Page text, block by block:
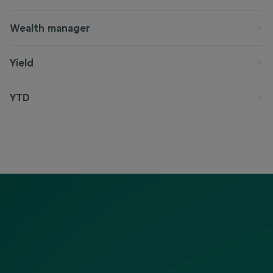
Wealth manager
Yield
YTD